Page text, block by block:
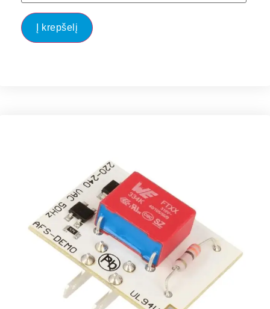
Į krepšelį